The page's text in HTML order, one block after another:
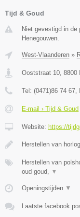
Tijd & Goud
Niet gevestigd in de
Henegouwen.
West-Vlaanderen »
Ooststraat 10 8800
Tel: (0471)86 74 67
E-mail › Tijd & Goud
Website: https://
Herstellen van
Herstellen van
oud goud,
▼
Openingstijden ▼
Laatste facebook